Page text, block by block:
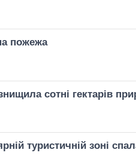
пожежа
сотні гектарів
туристичній зоні